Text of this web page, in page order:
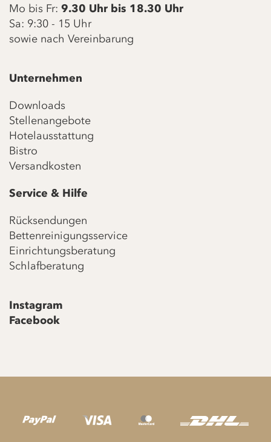
Mo bis Fr: 9.30 Uhr bis 18.30 Uhr
Sa: 9:30 - 15 Uhr
sowie nach Vereinbarung
Unternehmen
Downloads
Stellenangebote
Hotelausstattung
Bistro
Versandkosten
Service & Hilfe
Rücksendungen
Bettenreinigungsservice
Einrichtungsberatung
Schlafberatung
Instagram
Facebook